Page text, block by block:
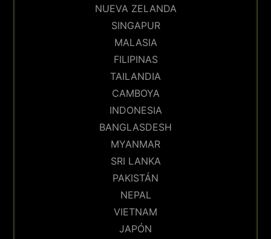
NUEVA ZELANDA
SINGAPUR
MALASIA
FILIPINAS
TAILANDIA
CAMBOYA
INDONESIA
BANGLASDESH
MYANMAR
SRI LANKA
PAKISTÁN
NEPAL
VIETNAM
JAPÓN